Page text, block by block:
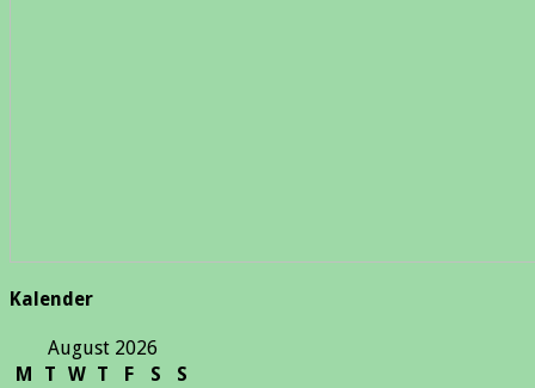
Kalender
August 2026
M
T W T F S
S